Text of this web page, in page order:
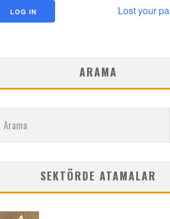
Lost your
ARAMA
SEKTÖRDE ATAMALAR